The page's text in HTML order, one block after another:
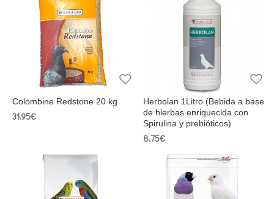
Colombine Redstone 20 kg
31.95€
Herbolan 1Litro (Bebida a base
de hierbas enriquecida con
Spirulina y prebióticos)
8.75€